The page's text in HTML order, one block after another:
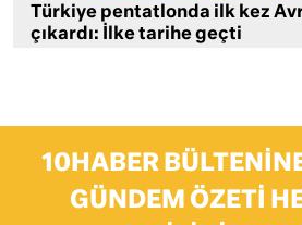
Türkiye pentatlonda ilk kez
çıkardı: İlke tarihe geçti
10HABER
GÜNDEM ÖZETI